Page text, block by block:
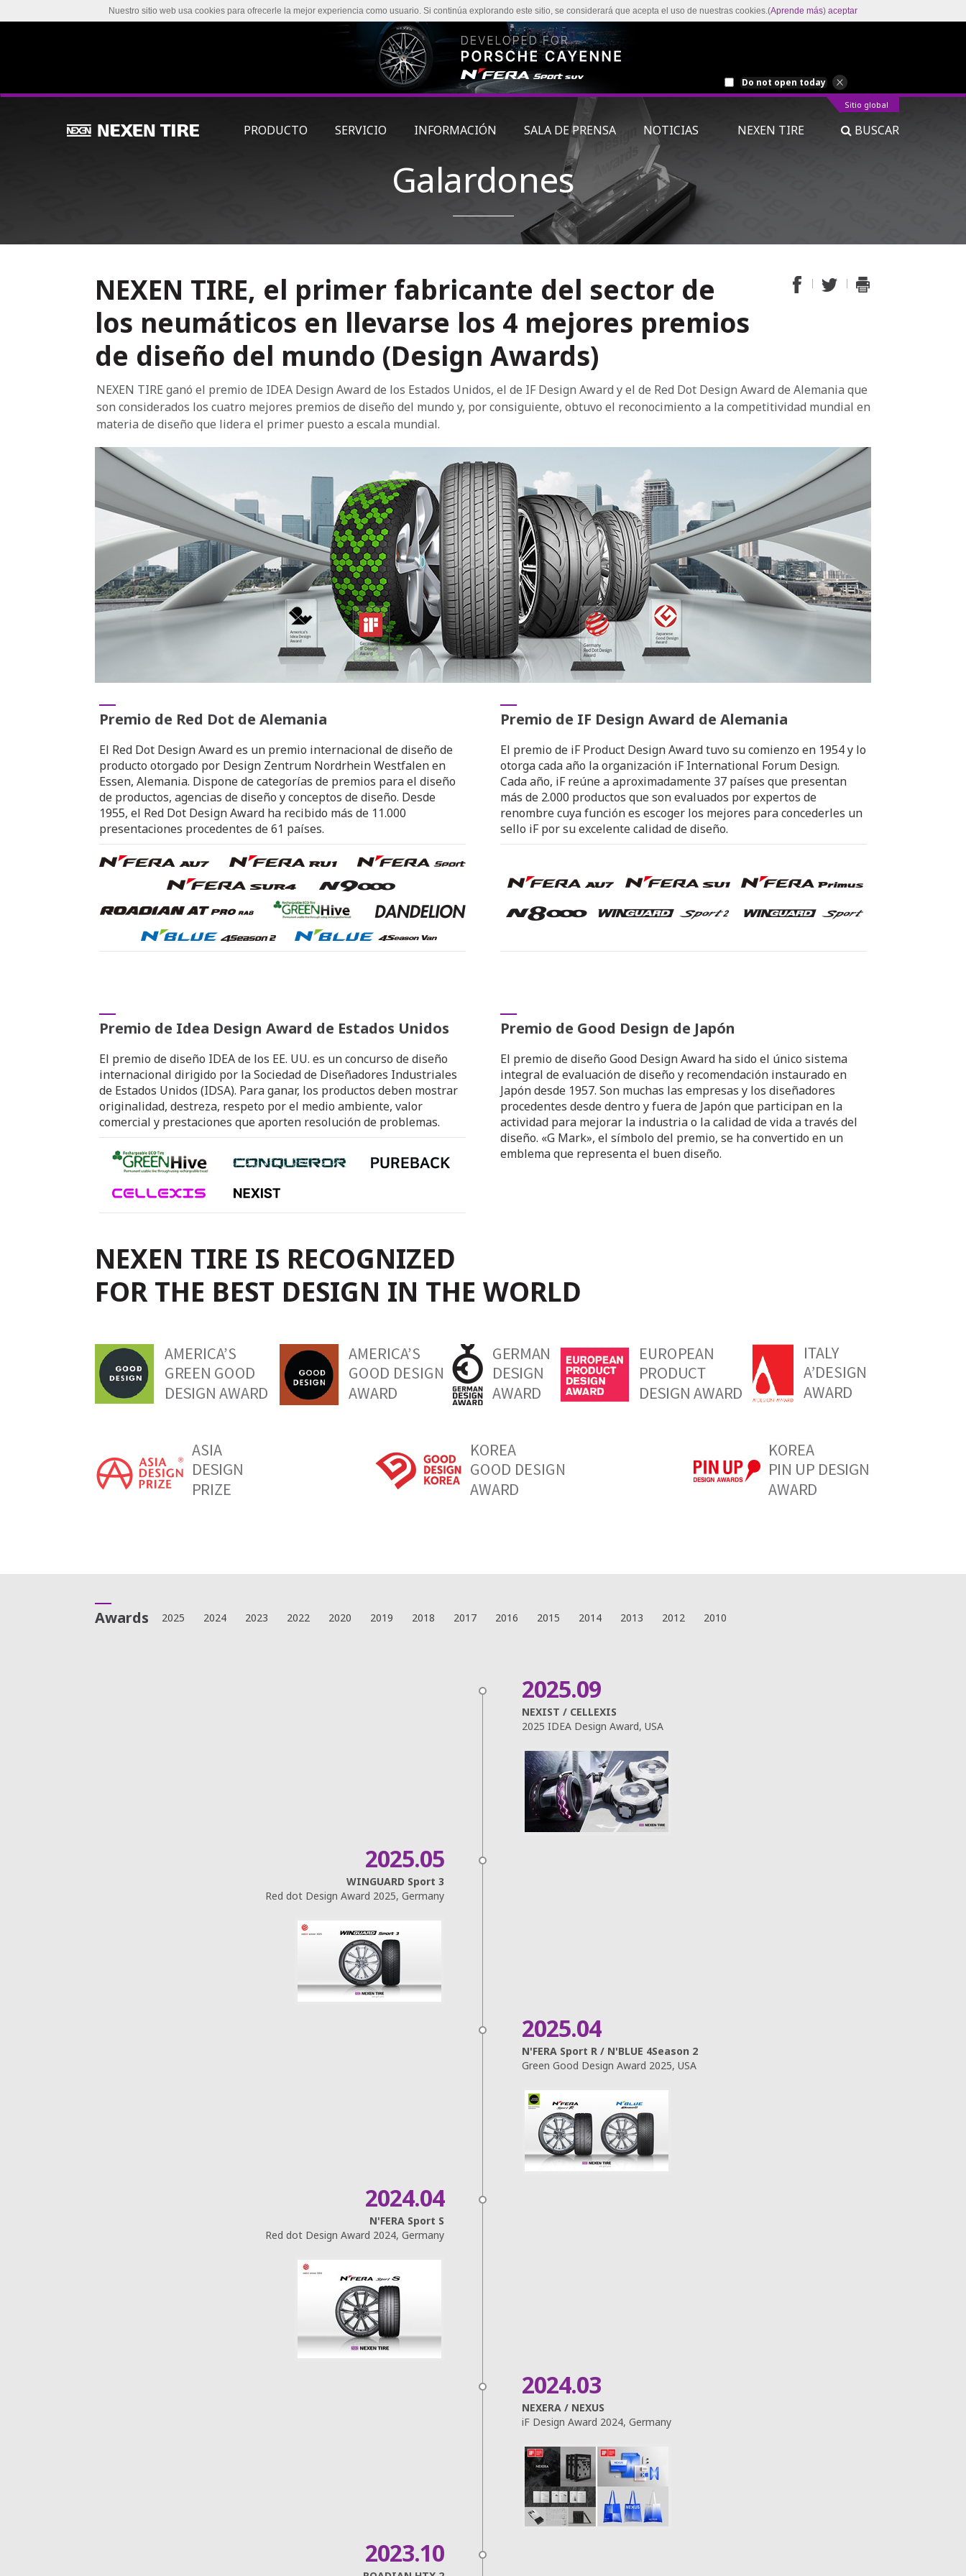
Nuestro sitio web usa cookies para ofrecerle la mejor experiencia como usuario. Si continúa explorando este sitio, se considerará que acepta el uso de nuestras cookies.(Aprende más) aceptar
Do not open today
Sitio global
PRODUCTO SERVICIO INFORMACIÓN SALA DE PRENSA NOTICIAS NEXEN TIRE BUSCAR
Galardones
NEXEN TIRE, el primer fabricante del sector de
los neumáticos en llevarse los 4 mejores premios
de diseño del mundo (Design Awards)
NEXEN TIRE ganó el premio de IDEA Design Award de los Estados Unidos, el de IF Design Award y el de Red Dot Design Award de Alemania que
son considerados los cuatro mejores premios de diseño del mundo y, por consiguiente, obtuvo el reconocimiento a la competitividad mundial en
materia de diseño que lidera el primer puesto a escala mundial.
Premio de Red Dot de Alemania
El Red Dot Design Award es un premio internacional de diseño de
producto otorgado por Design Zentrum Nordrhein Westfalen en
Essen, Alemania. Dispone de categorías de premios para el diseño
de productos, agencias de diseño y conceptos de diseño. Desde
1955, el Red Dot Design Award ha recibido más de 11.000
presentaciones procedentes de 61 países.
Premio de IF Design Award de Alemania
El premio de iF Product Design Award tuvo su comienzo en 1954 y lo
otorga cada año la organización iF International Forum Design.
Cada año, iF reúne a aproximadamente 37 países que presentan
más de 2.000 productos que son evaluados por expertos de
renombre cuya función es escoger los mejores para concederles un
sello iF por su excelente calidad de diseño.
Premio de Idea Design Award de Estados Unidos
El premio de diseño IDEA de los EE. UU. es un concurso de diseño
internacional dirigido por la Sociedad de Diseñadores Industriales
de Estados Unidos (IDSA). Para ganar, los productos deben mostrar
originalidad, destreza, respeto por el medio ambiente, valor
comercial y prestaciones que aporten resolución de problemas.
Premio de Good Design de Japón
El premio de diseño Good Design Award ha sido el único sistema
integral de evaluación de diseño y recomendación instaurado en
Japón desde 1957. Son muchas las empresas y los diseñadores
procedentes desde dentro y fuera de Japón que participan en la
actividad para mejorar la industria o la calidad de vida a través del
diseño. «G Mark», el símbolo del premio, se ha convertido en un
emblema que representa el buen diseño.
NEXEN TIRE IS RECOGNIZED
FOR THE BEST DESIGN IN THE WORLD
Awards 2025 2024 2023 2022 2020 2019 2018 2017 2016 2015 2014 2013 2012 2010
2025.09
NEXIST / CELLEXIS
2025 IDEA Design Award, USA
2025.05
WINGUARD Sport 3
Red dot Design Award 2025, Germany
2025.04
N'FERA Sport R / N'BLUE 4Season 2
Green Good Design Award 2025, USA
2024.04
N'FERA Sport S
Red dot Design Award 2024, Germany
2024.03
NEXERA / NEXUS
iF Design Award 2024, Germany
2023.10